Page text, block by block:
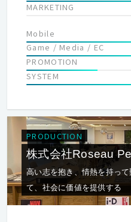
MARKETING
Mobile
Game / Media / EC
PROMOTION
SYSTEM
PRODUCTION
株式会社Roseau
高い志を抱き、情熱を持っ
て、社会に価値を提供する